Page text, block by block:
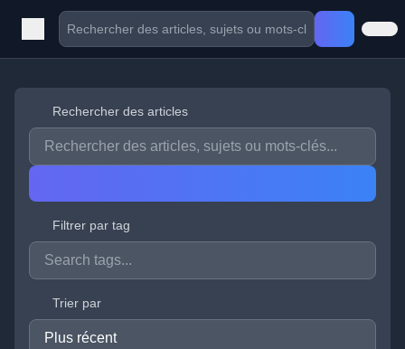
Rechercher des articles
Filtrer par tag
Trier par